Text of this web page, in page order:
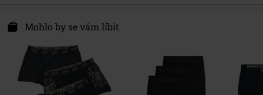
Pohlaví
Značka
Darmer Esch 70 a
Germany
www.emp.de
Mohlo by se vám líbit